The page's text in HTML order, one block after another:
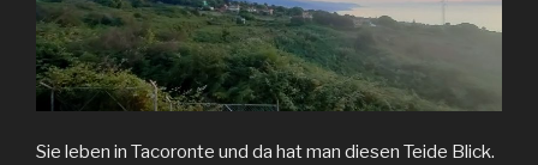
Sie leben in Tacoronte und da hat man diesen Teide Blick.